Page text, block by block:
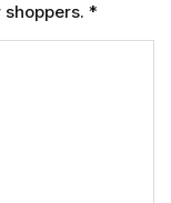
shoppers. *